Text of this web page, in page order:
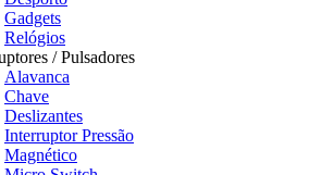
Gadgets
Relógios
/ Pulsadores
Alavanca
Chave
Deslizantes
Interruptor Pressão
Magnético